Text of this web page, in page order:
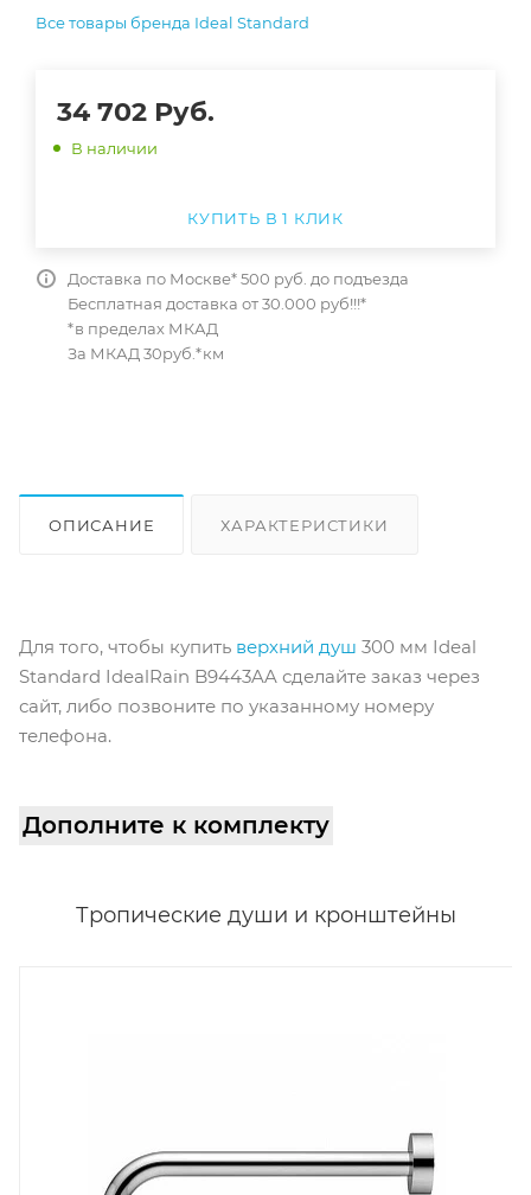
Все товары бренда Ideal Standard
34 702 Руб.
В наличии
КУПИТЬ В 1 КЛИК
Доставка по Москве* 500 руб. до подъезда
Бесплатная доставка от 30.000 руб!!!*
*в пределах МКАД
За МКАД 30руб.*км
ОПИСАНИЕ ХАРАКТЕРИСТИКИ
Для того, чтобы купить верхний душ 300 мм Ideal
Standard IdealRain B9443AA сделайте заказ через
сайт, либо позвоните по указанному номеру
телефона.
Дополните к комплекту
Тропические души и кронштейны